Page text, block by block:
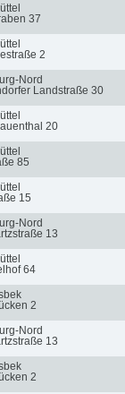
37
2
Nord
Landstraße 30
20
85
15
Nord
13
64
2
Nord
13
2